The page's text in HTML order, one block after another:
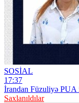
SOSİAL
17:37
İrandan Füzuliyə PUA
Saxlanıldılar